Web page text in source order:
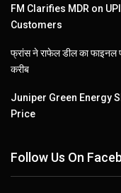
FM Clarifies MDR on
Customers
फ्रांस ने राफेल डील का फाइनल
करीब
Juniper Green Energy
Price
Follow Us On